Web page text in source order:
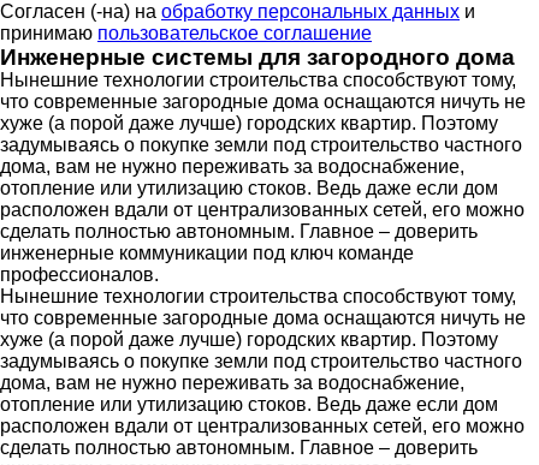
Согласен (-на) на обработку персональных данных и
принимаю пользовательское соглашение
Инженерные системы для загородного дома
Нынешние технологии строительства способствуют тому,
что современные загородные дома оснащаются ничуть не
хуже (а порой даже лучше) городских квартир. Поэтому
задумываясь о покупке земли под строительство частного
дома, вам не нужно переживать за водоснабжение,
отопление или утилизацию стоков. Ведь даже если дом
расположен вдали от централизованных сетей, его можно
сделать полностью автономным. Главное – доверить
инженерные коммуникации под ключ команде
профессионалов.
Нынешние технологии строительства способствуют тому,
что современные загородные дома оснащаются ничуть не
хуже (а порой даже лучше) городских квартир. Поэтому
задумываясь о покупке земли под строительство частного
дома, вам не нужно переживать за водоснабжение,
отопление или утилизацию стоков. Ведь даже если дом
расположен вдали от централизованных сетей, его можно
сделать полностью автономным. Главное – доверить